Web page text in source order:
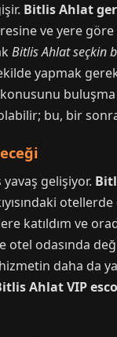
Bitlis Ahlat
ve yere
Bitlis Ahlat seçkin
yapmak
bu, bir
gelişiyor.
katıldım ve
otel odasında
daha da
Ahlat VIP